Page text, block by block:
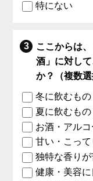
特にない
ここからは
酒」に対し
か？（複数選
冬に飲むもの
夏に飲むもの
お酒・アル
甘い・こって
独特な香り
健康・美容に